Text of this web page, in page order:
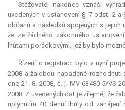
Stěžovatel nakonec vznáší
uvedených v ustanovení § 7 odst. 2
občanů a následků spojených s jejich
že ze žádného zákonného
lhůtami pořádkovými, jež by bylo
Řízení o registraci bylo v nyní
2008 a žalobou napadené rozhodnutí
dne 21. 8. 2008, č. j. MV-63480-5/VS-
2008. Z uvedených dat je zřejmé, že
uplynutím 40 denní lhůty od